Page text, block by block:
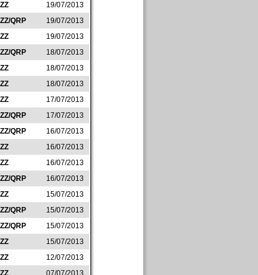
19/07/2013
QRP
19/07/2013
19/07/2013
QRP
18/07/2013
18/07/2013
18/07/2013
17/07/2013
QRP
17/07/2013
QRP
16/07/2013
16/07/2013
16/07/2013
QRP
16/07/2013
15/07/2013
QRP
15/07/2013
QRP
15/07/2013
15/07/2013
12/07/2013
07/07/2013